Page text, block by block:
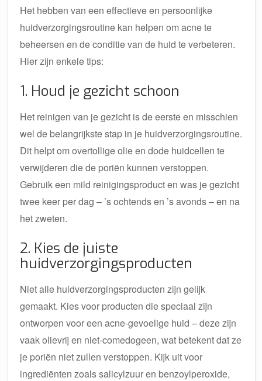
Het hebben van een effectieve en persoonlijke
huidverzorgingsroutine kan helpen om acne te
beheersen en de conditie van de huid te verbeteren.
Hier zijn enkele tips:
1. Houd je gezicht schoon
Het reinigen van je gezicht is de eerste en misschien
wel de belangrijkste stap in je huidverzorgingsroutine.
Dit helpt om overtollige olie en dode huidcellen te
verwijderen die de poriën kunnen verstoppen.
Gebruik een mild reinigingsproduct en was je gezicht
twee keer per dag – ’s ochtends en ’s avonds – en na
het zweten.
2. Kies de juiste
huidverzorgingsproducten
Niet alle huidverzorgingsproducten zijn gelijk
gemaakt. Kies voor producten die speciaal zijn
ontworpen voor een acne-gevoelige huid – deze zijn
vaak olievrij en niet-comedogeen, wat betekent dat ze
je poriën niet zullen verstoppen. Kijk uit voor
ingrediënten zoals salicylzuur en benzoylperoxide,